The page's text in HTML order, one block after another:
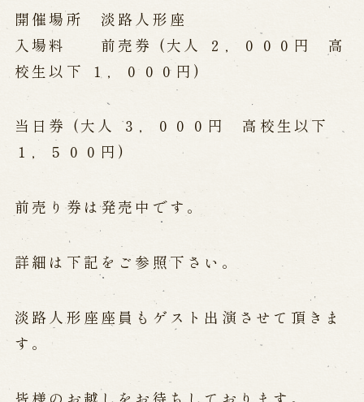
淡路島と国生み神話
淡路人形浄瑠璃の歴史
淡路人形独自の演目
淡路人形の広がり
南あわじ市の伝統芸能
ご利用案内
営業日時・料金
お問い合わせ
よくあるご質問
メールでお問い合わせ
お電話でお問い合わせ
メールフォームから予約
お電話で予約
開催場所 淡路人形座
入場料 前売券 (大人 ２，０００円 高
校生以下 １，０００円)
当日券 (大人 ３，０００円 高校生以下
１，５００円)
前売り券は発売中です。
詳細は下記をご参照下さい。
淡路人形座座員もゲスト出演させて頂きま
す。
皆様のお越しをお待ちしております。